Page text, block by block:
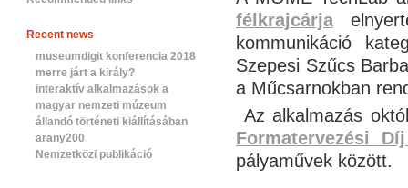
Recent news
museumdigit konferencia 2018
merre járt a király?
interaktív alkalmazások a
magyar nemzeti múzeum
állandó történeti kiállításában
arany200
Nemzetközi publikáció
félkrajcárja
kommunikáció
Szepesi Szűcs
a Műcsarnokban
Az alkalmazás
Formatervezési
pályaművek között.